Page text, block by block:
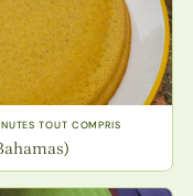
TOUT COMPRIS